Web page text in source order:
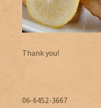
Thank you!
06-6452-3667